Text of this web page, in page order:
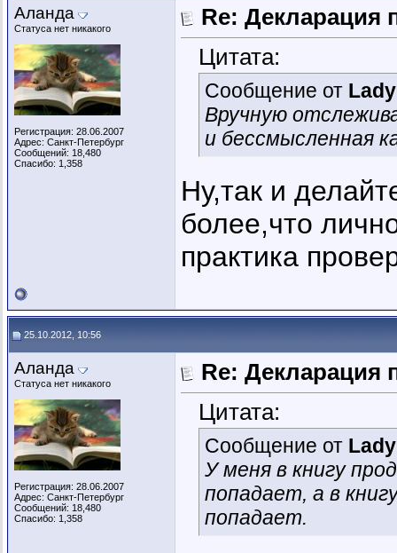
Аланда
Статуса нет никакого
Регистрация: 28.06.2007
Адрес: Санкт-Петербург
Сообщений: 18,480
Спасибо: 1,358
Re:
Цитата:
Сообщение от
Вручную
и бессмысленная
Ну,так и
более,что
практика
25.10.2012, 10:56
Аланда
Статуса нет никакого
Регистрация: 28.06.2007
Адрес: Санкт-Петербург
Сообщений: 18,480
Спасибо: 1,358
Re:
Цитата:
Сообщение от
У меня в книгу
попадает, а в
попадает.